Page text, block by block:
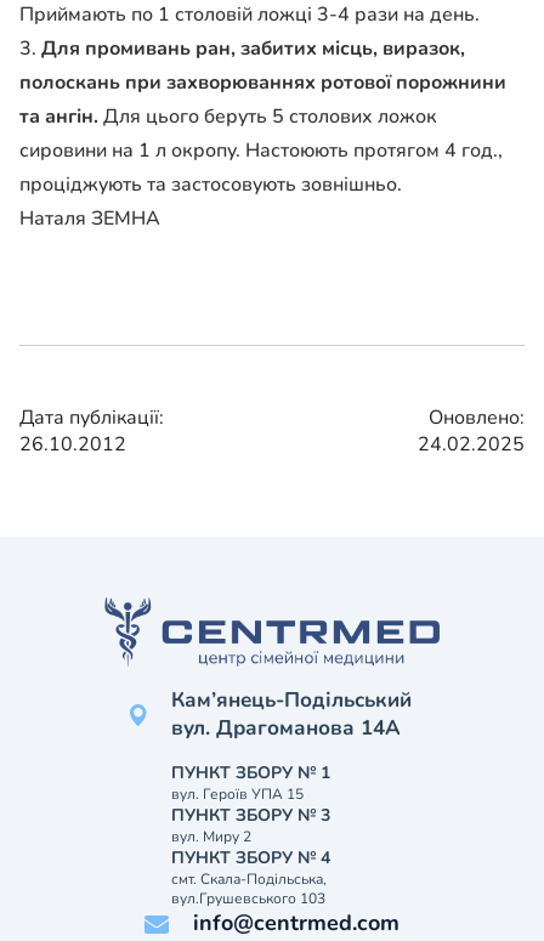
Приймають по 1 столовій ложці 3-4 рази на день.
3. Для промивань ран, забитих місць, виразок,
полоскань при захворюваннях ротової порожнини
та ангін. Для цього беруть 5 столових ложок
сировини на 1 л окропу. Настоюють протягом 4 год.,
проціджують та застосовують зовнішньо.
Наталя ЗЕМНА
Дата публікації:
26.10.2012
Оновлено:
24.02.2025
Кам’янець-Подільський
вул. Драгоманова 14А
ПУНКТ ЗБОРУ № 1
вул. Героїв УПА 15
ПУНКТ ЗБОРУ № 3
вул. Миру 2
ПУНКТ ЗБОРУ № 4
смт. Скала-Подільська,
вул.Грушевського 103
info@centrmed.com